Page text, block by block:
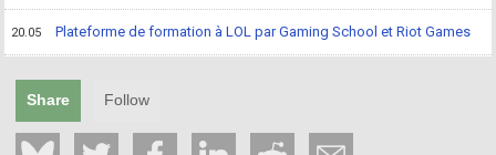
20.05 Plateforme de formation à LOL par Gaming School et Riot Games
Share Follow